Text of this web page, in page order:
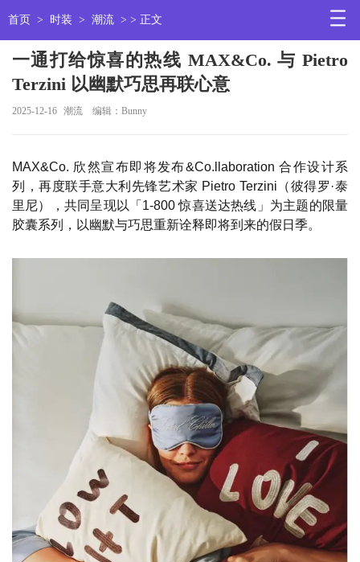
首页 > 时装 > 潮流 > > 正文
一通打给惊喜的热线 MAX&Co. 与 Pietro
Terzini 以幽默巧思再联心意
2025-12-16 潮流 编辑：Bunny
MAX&Co. 欣然宣布即将发布&Co.llaboration 合作设计系
列，再度联手意大利先锋艺术家 Pietro Terzini（彼得罗·泰
里尼），共同呈现以「1-800 惊喜送达热线」为主题的限量
胶囊系列，以幽默与巧思重新诠释即将到来的假日季。